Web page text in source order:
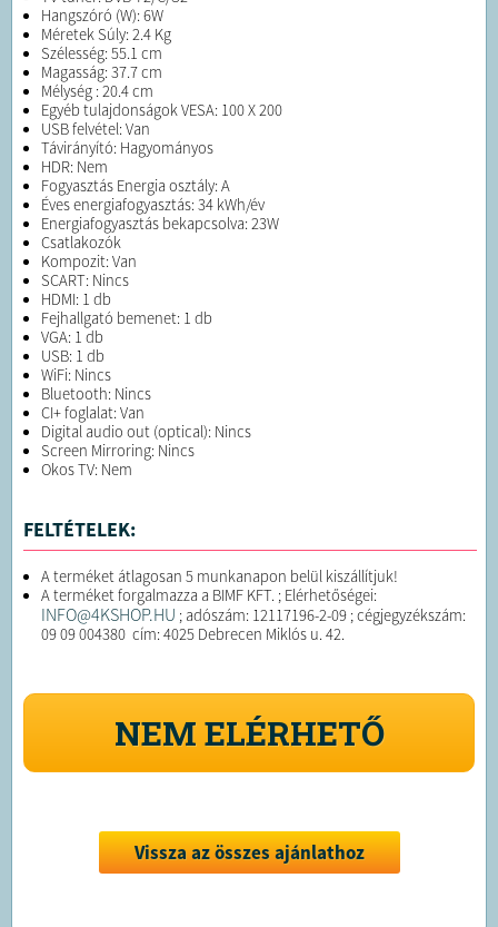
Hangszóró (W): 6W
Méretek Súly: 2.4 Kg
Szélesség: 55.1 cm
Magasság: 37.7 cm
Mélység : 20.4 cm
Egyéb tulajdonságok VESA: 100 X 200
USB felvétel: Van
Távirányító: Hagyományos
HDR: Nem
Fogyasztás Energia osztály: A
Éves energiafogyasztás: 34 kWh/év
Energiafogyasztás bekapcsolva: 23W
Csatlakozók
Kompozit: Van
SCART: Nincs
HDMI: 1 db
Fejhallgató bemenet: 1 db
VGA: 1 db
USB: 1 db
WiFi: Nincs
Bluetooth: Nincs
CI+ foglalat: Van
Digital audio out (optical): Nincs
Screen Mirroring: Nincs
Okos TV: Nem
FELTÉTELEK:
A terméket átlagosan 5 munkanapon belül kiszállítjuk!
A terméket forgalmazza a BIMF KFT. ; Elérhetőségei:
INFO@4KSHOP.HU ; adószám: 12117196-2-09 ; cégjegyzékszám:
09 09 004380 cím: 4025 Debrecen Miklós u. 42.
NEM ELÉRHETŐ
Vissza az összes ajánlathoz